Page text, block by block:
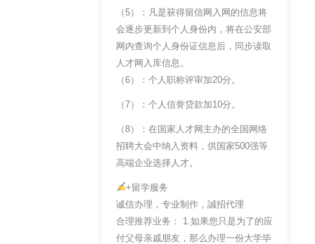
（5）：凡是获得留信网入网的信息将
会逐步更新到个人身份内，将在公安部
网内查询个人身份证信息后，同步读取
人才网入库信息。
（6）：个人职称评审加20分。
（7）：个人信誉贷款加10分。
（8）：在国家人才网主办的全国网络
招聘大会中纳入资料，供国家500强等
高端企业选择人才。
+留学服务
诚信办理，专业制作，誠招代理
合理推荐业务： 1.如果您只是为了的应
付父母亲戚朋友，那么办理一份大学毕